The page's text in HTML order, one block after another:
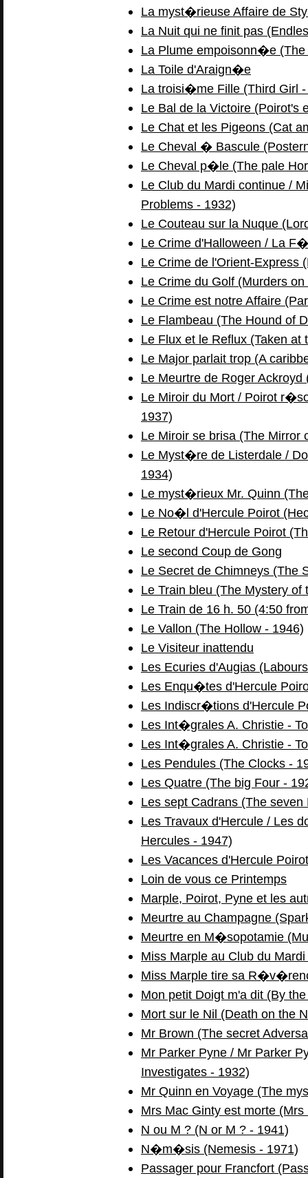
La myst�rieuse Affaire de
La Nuit qui ne finit pas
La Plume empoisonn�e
La Toile d'Araign�e
La troisi�me Fille (Third Girl
Le Bal de la Victoire (Poirot's
Le Chat et les Pigeons (Cat
Le Cheval � Bascule
Le Cheval p�le (The pale
Le Club du Mardi continue /
Problems - 1932)
Le Couteau sur la Nuque
Le Crime d'Halloween / La
Le Crime de l'Orient-Express
Le Crime du Golf (Murders
Le Crime est notre Affaire
Le Flambeau (The Hound of
Le Flux et le Reflux (Taken at
Le Major parlait trop (A
Le Meurtre de Roger
Le Miroir du Mort / Poirot
1937)
Le Miroir se brisa (The Mirror
Le Myst�re de Listerdale /
1934)
Le myst�rieux Mr. Quinn
Le No�l d'Hercule Poirot
Le Retour d'Hercule Poirot
Le second Coup de Gong
Le Secret de Chimneys (The
Le Train bleu (The Mystery of
Le Train de 16 h. 50 (4:50
Le Vallon (The Hollow - 1946)
Le Visiteur inattendu
Les Ecuries d'Augias
Les Enqu�tes d'Hercule
Les Indiscr�tions d'Hercule
Les Int�grales A. Christie -
Les Int�grales A. Christie -
Les Pendules (The Clocks -
Les Quatre (The big Four -
Les sept Cadrans (The
Les Travaux d'Hercule / Les
Hercules - 1947)
Les Vacances d'Hercule
Loin de vous ce Printemps
Marple, Poirot, Pyne et les
Meurtre au Champagne
Meurtre en M�sopotamie
Miss Marple au Club du
Miss Marple tire sa
Mon petit Doigt m'a dit (By
Mort sur le Nil (Death on the
Mr Brown (The secret
Mr Parker Pyne / Mr Parker
Investigates - 1932)
Mr Quinn en Voyage (The
Mrs Mac Ginty est morte
N ou M ? (N or M ? - 1941)
N�m�sis (Nemesis - 1971)
Passager pour Francfort